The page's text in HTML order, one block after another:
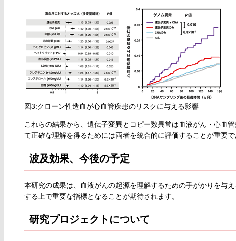
図3:クローン性造血が心血管疾患のリスクに与える影響
これらの結果から、遺伝子変異とコピー数異常は血液がん・心血
て正確な理解を得るためには両者を統合的に評価することが重要で
波及効果、今後の予定
本研究の成果は、血液がんの起源を理解するための手がかりを与
する上で重要な指標となることが期待されます。
研究プロジェクトについて